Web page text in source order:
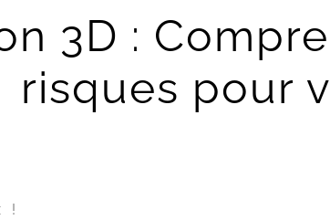
3D :
risques pour
!